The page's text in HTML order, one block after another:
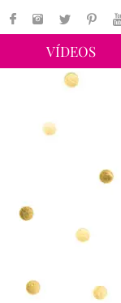
VÍDEOS